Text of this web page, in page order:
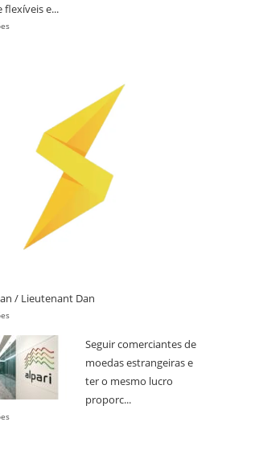
e...
/ Lieutenant Dan
Seguir comerciantes de
moedas estrangeiras e
ter o mesmo lucro
proporc...